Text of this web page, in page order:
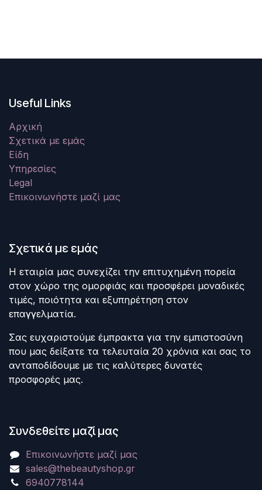
Useful Links
Αρχική
Σχετικά με εμάς
Είδη
Υπηρεσίες
Legal
Επικοινωνήστε μαζί μας
Σχετικά με εμάς
Η εταιρία μας συνεχίζει την επιτυχημένη πορεία
στον χώρο της ομορφιάς και προσφέρει μοναδικές
τιμές, ποιότητα και εξυπηρέτηση στον
επαγγελματία.
Σας ευχαριστούμε έμπρακτα για την εμπιστοσύνη
που μας δείξατε τα τελευταία 20 χρόνια και σας το
ανταποδίδουμε με τις καλύτερες δυνατές
προσφορές μας.
Συνδεθείτε μαζί μας
Επικοινωνήστε μαζί μας
sales@thebeautyshop.gr
6940778144